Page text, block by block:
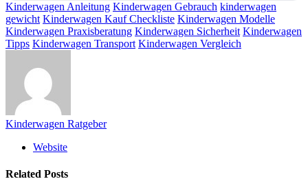
Kinderwagen Anleitung Kinderwagen Gebrauch kinderwagen
gewicht Kinderwagen Kauf Checkliste Kinderwagen Modelle
Kinderwagen Praxisberatung Kinderwagen Sicherheit Kinderwagen
Tipps Kinderwagen Transport Kinderwagen Vergleich
Kinderwagen Ratgeber
Website
Related Posts